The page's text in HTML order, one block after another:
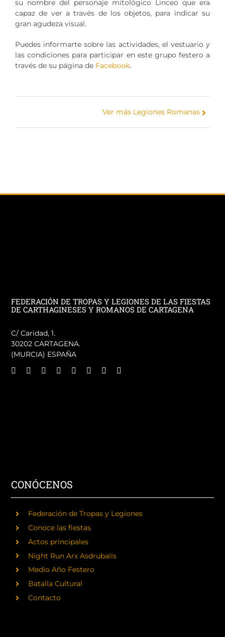
su nombre del personaje mitológico Linceo que era
capaz de ver a través de los objetos, para indicar su
gran agudeza visual.
Puedes informarte sobre las actividades, el vestuario y
las condiciones para participar en este grupo festero a
través de su página de Facebook.
Ver más Legiones Romanas
FEDERACIÓN DE TROPAS Y LEGIONES DE LAS FIESTAS
DE CARTHAGINESES Y ROMANOS DE CARTAGENA
C/ Caridad, 1.
30202 CARTAGENA.
(MURCIA) ESPAÑA
CONÓCENOS
Federación de Tropas y Legiones
Conoce las fiestas
Actos principales
Night Run Arx Asdrubalis
Medio Año Festero
Batalla Cultural
Contacto